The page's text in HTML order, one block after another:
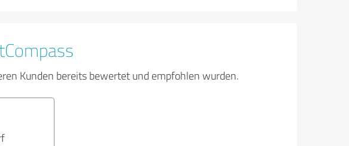
Kunden bereits bewertet und empfohlen wurden.